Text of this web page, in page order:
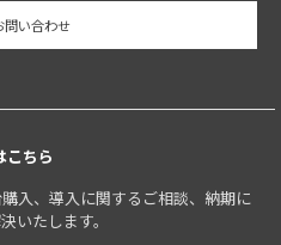
問い合わせ
こちら
入、導入に関するご相談、納期に
いたします。